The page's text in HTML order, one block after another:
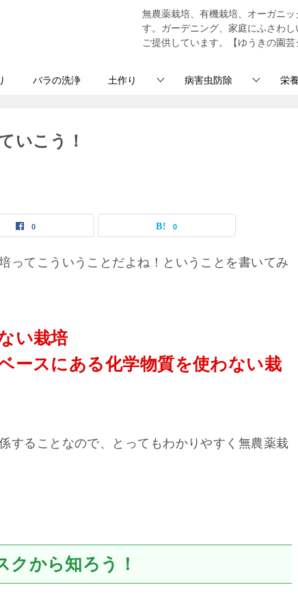
無農薬栽培、有機栽培、オーガニ
す。ガーデニング、家庭にふさわ
ご提供しています。【ゆうきの園
バラの洗浄 土作り 病害虫防除 栄
いこう！
0 0
ってこういうことだよね！ということを書いてみ
い栽培
ースにある化学物質を使わない栽
することなので、とってもわかりやすく無農薬栽
クから知ろう！